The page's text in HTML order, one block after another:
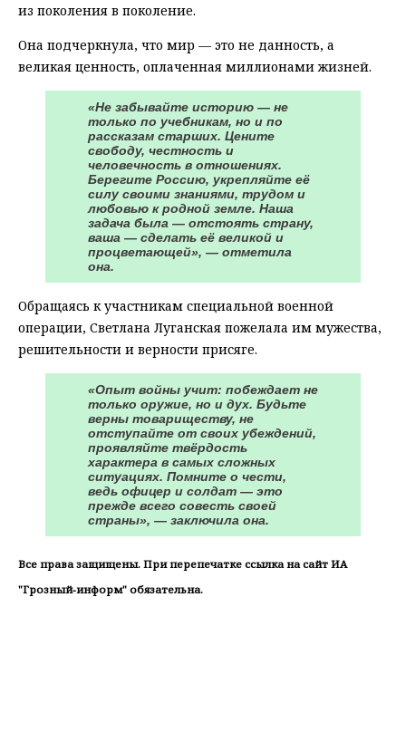
из поколения в поколение.
Она подчеркнула, что мир — это не данность, а
великая ценность, оплаченная миллионами жизней.
«Не забывайте историю — не
только по учебникам, но и по
рассказам старших. Цените
свободу, честность и
человечность в отношениях.
Берегите Россию, укрепляйте её
силу своими знаниями, трудом и
любовью к родной земле. Наша
задача была — отстоять страну,
ваша — сделать её великой и
процветающей», — отметила
она.
Обращаясь к участникам специальной военной
операции, Светлана Луганская пожелала им мужества,
решительности и верности присяге.
«Опыт войны учит: побеждает не
только оружие, но и дух. Будьте
верны товариществу, не
отступайте от своих убеждений,
проявляйте твёрдость
характера в самых сложных
ситуациях. Помните о чести,
ведь офицер и солдат — это
прежде всего совесть своей
страны», — заключила она.
Все права защищены. При перепечатке ссылка на сайт ИА
"Грозный-информ" обязательна.